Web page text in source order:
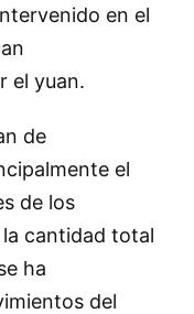
en el
el yuan.
de
el
de los
cantidad total
ha
del